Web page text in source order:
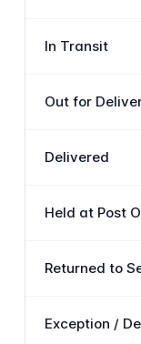
In Transit
Out for
Delivered
Held at Post
Returned to
Exception /